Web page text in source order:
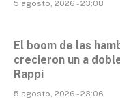
5 agosto, 2026 - 23:08
El boom de las
crecieron un a
Rappi
5 agosto, 2026 - 23:06